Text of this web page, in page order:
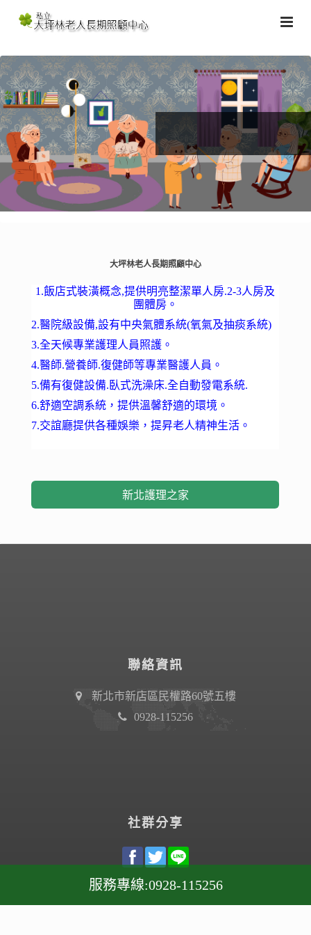
大坪林老人長期照顧中心
1.飯店式裝潢概念,提供明亮整潔單人房.2-3人房及
團體房。
2.醫院級設備,設有中央氣體系統(氧氣及抽痰系統)
3.全天候專業護理人員照護。
4.醫師.營養師.復健師等專業醫護人員。
5.備有復健設備.臥式洗澡床.全自動發電系統.
6.舒適空調系統，提供溫馨舒適的環境。
7.交誼廳提供各種娛樂，提昇老人精神生活。
新北護理之家
聯絡資訊
新北市新店區民權路60號五樓
0928-115256
社群分享
服務專線:0928-115256